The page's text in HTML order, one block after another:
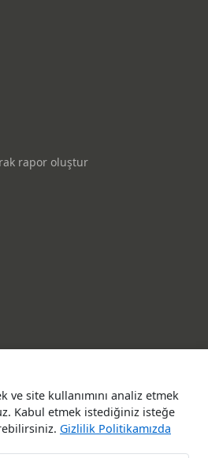
ve site kullanımını analiz etmek
Kabul etmek istediğiniz isteğe
Gizlilik Politikamızda
rapor oluştur